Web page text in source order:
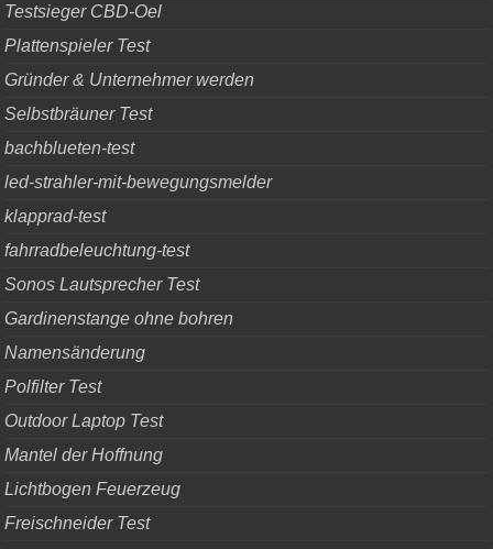
Testsieger CBD-Oel
Plattenspieler Test
Gründer & Unternehmer werden
Selbstbräuner Test
bachblueten-test
led-strahler-mit-bewegungsmelder
klapprad-test
fahrradbeleuchtung-test
Sonos Lautsprecher Test
Gardinenstange ohne bohren
Namensänderung
Polfilter Test
Outdoor Laptop Test
Mantel der Hoffnung
Lichtbogen Feuerzeug
Freischneider Test